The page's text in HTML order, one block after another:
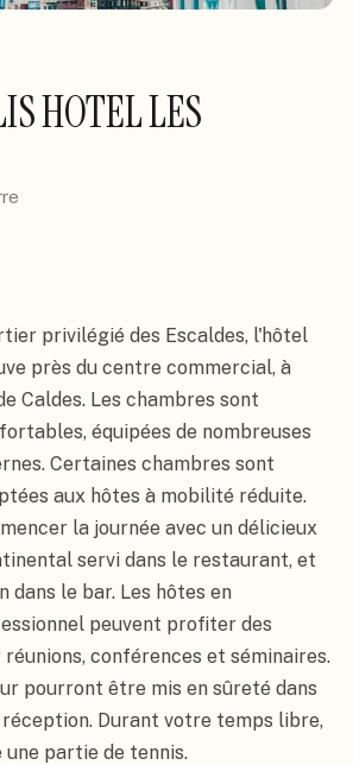
HOTEL LES
privilégié des Escaldes, l'hôtel
près du centre commercial, à
Caldes. Les chambres sont
équipées de nombreuses
Certaines chambres sont
aux hôtes à mobilité réduite.
la journée avec un délicieux
servi dans le restaurant, et
dans le bar. Les hôtes en
peuvent profiter des
conférences et séminaires.
pourront être mis en sûreté dans
Durant votre temps libre,
partie de tennis.